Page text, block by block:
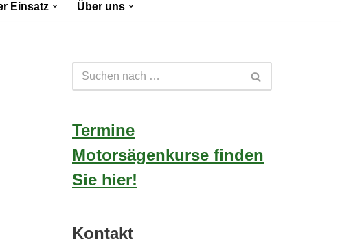
Einsatz Über uns
Termine
Motorsägenkurse finden
Sie hier!
Kontakt